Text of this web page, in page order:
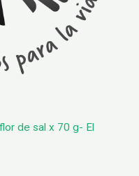
de sal x 70 g- El